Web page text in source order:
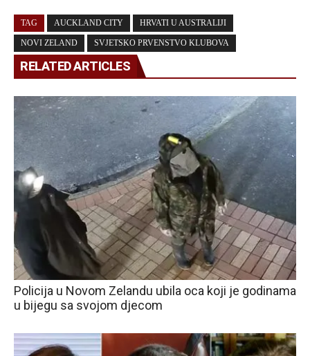
TAG AUCKLAND CITY HRVATI U AUSTRALIJI
NOVI ZELAND SVJETSKO PRVENSTVO KLUBOVA
RELATED ARTICLES
Policija u Novom Zelandu ubila oca koji je godinama
u bijegu sa svojom djecom